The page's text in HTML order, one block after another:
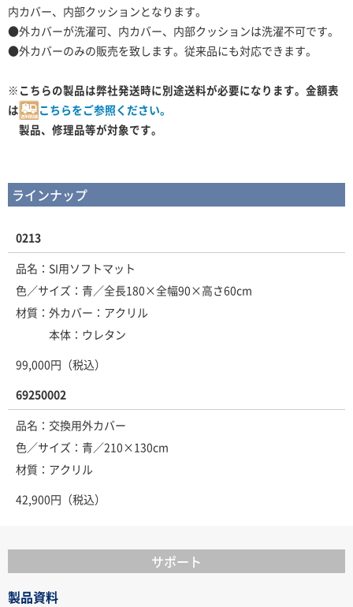
内カバー、内部クッションとなります。
●外カバーが洗濯可、内カバー、内部クッションは洗濯不可です。
●外カバーのみの販売を致します。従来品にも対応できます。
※こちらの製品は弊社発送時に別途送料が必要になります。金額表
は
こちらをご参照ください。
製品、修理品等が対象です。
ラインナップ
0213
品名：SI用ソフトマット
色／サイズ：青／全長180×全幅90×高さ60cm
材質：外カバー：アクリル
本体：ウレタン
99,000円（税込）
69250002
品名：交換用外カバー
色／サイズ：青／210×130cm
材質：アクリル
42,900円（税込）
サポート
製品資料